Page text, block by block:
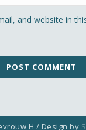
and website in
H / Design by